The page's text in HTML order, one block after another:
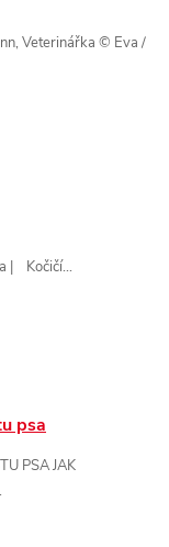
Veterinářka © Eva /
| Kočičí...
psa
PSA JAK